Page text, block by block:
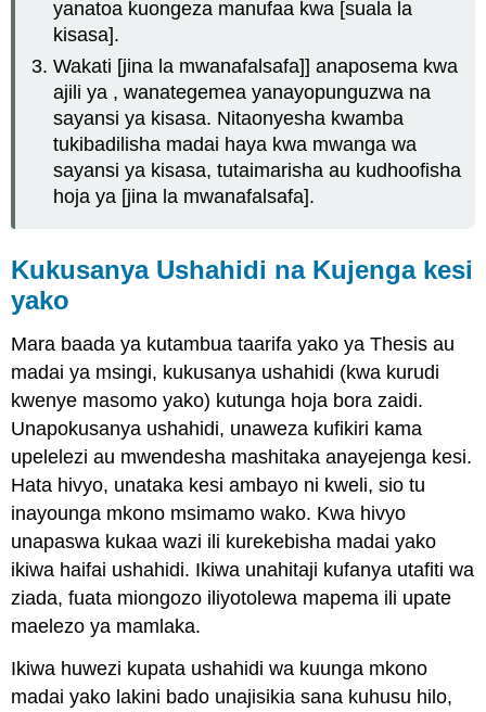
yanatoa kuongeza manufaa kwa [suala la
kisasa].
Wakati [jina la mwanafalsafa]] anaposema kwa
ajili ya , wanategemeayanayopunguzwa na
sayansi ya kisasa. Nitaonyesha kwamba
tukibadilisha madai haya kwa mwanga wa
sayansi ya kisasa, tutaimarisha au kudhoofisha
hoja ya [jina la mwanafalsafa].
Kukusanya Ushahidi na Kujenga kesi
yako
Mara baada ya kutambua taarifa yako ya Thesis au
madai ya msingi, kukusanya ushahidi (kwa kurudi
kwenye masomo yako) kutunga hoja bora zaidi.
Unapokusanya ushahidi, unaweza kufikiri kama
upelelezi au mwendesha mashitaka anayejenga kesi.
Hata hivyo, unataka kesi ambayo ni kweli, sio tu
inayounga mkono msimamo wako. Kwa hivyo
unapaswa kukaa wazi ili kurekebisha madai yako
ikiwa haifai ushahidi. Ikiwa unahitaji kufanya utafiti wa
ziada, fuata miongozo iliyotolewa mapema ili upate
maelezo ya mamlaka.
Ikiwa huwezi kupata ushahidi wa kuunga mkono
madai yako lakini bado unajisikia sana kuhusu hilo,